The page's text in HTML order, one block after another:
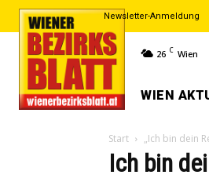
Newsletter-Anmeldung
26 C Wien
WIEN
Start „Ich bin dein
Ich bin